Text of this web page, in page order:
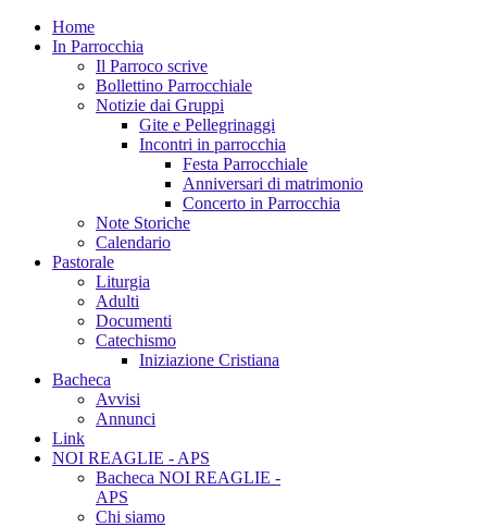
Home
In Parrocchia
Il Parroco scrive
Bollettino Parrocchiale
Notizie dai Gruppi
Gite e Pellegrinaggi
Incontri in parrocchia
Festa Parrocchiale
Anniversari di matrimonio
Concerto in Parrocchia
Note Storiche
Calendario
Pastorale
Liturgia
Adulti
Documenti
Catechismo
Iniziazione Cristiana
Bacheca
Avvisi
Annunci
Link
NOI REAGLIE - APS
Bacheca NOI REAGLIE -
APS
Chi siamo